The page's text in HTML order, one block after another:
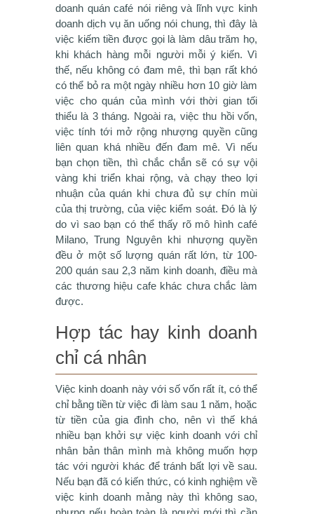
doanh quán café nói riêng và lĩnh vực kinh
doanh dịch vụ ăn uống nói chung, thì đây là
việc kiếm tiền được gọi là làm dâu trăm họ,
khi khách hàng mỗi người mỗi ý kiến. Vì
thế, nếu không có đam mê, thì bạn rất khó
có thể bỏ ra một ngày nhiều hơn 10 giờ làm
việc cho quán của mình với thời gian tối
thiểu là 3 tháng. Ngoài ra, việc thu hồi vốn,
việc tính tới mở rộng nhượng quyền cũng
liên quan khá nhiều đến đam mê. Vì nếu
bạn chọn tiền, thì chắc chắn sẽ có sự vội
vàng khi triển khai rộng, và chạy theo lợi
nhuận của quán khi chưa đủ sự chín mùi
của thị trường, của việc kiểm soát. Đó là lý
do vì sao bạn có thể thấy rõ mô hình café
Milano, Trung Nguyên khi nhượng quyền
đều ở một số lượng quán rất lớn, từ 100-
200 quán sau 2,3 năm kinh doanh, điều mà
các thương hiệu cafe khác chưa chắc làm
được.
Hợp tác hay kinh doanh
chỉ cá nhân
Việc kinh doanh này với số vốn rất ít, có thể
chỉ bằng tiền từ việc đi làm sau 1 năm, hoặc
từ tiền của gia đình cho, nên vì thế khá
nhiều bạn khởi sự việc kinh doanh với chỉ
nhân bản thân mình mà không muốn hợp
tác với người khác để tránh bất lợi về sau.
Nếu bạn đã có kiến thức, có kinh nghiệm về
việc kinh doanh mảng này thì không sao,